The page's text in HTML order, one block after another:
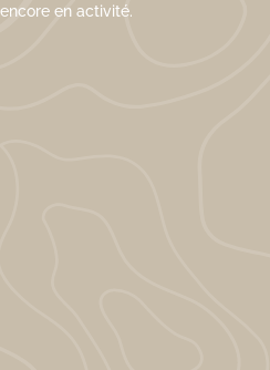
en activité.